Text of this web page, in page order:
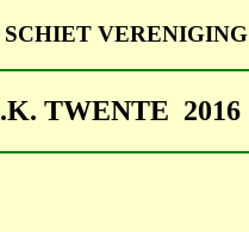
VERENIGING
TWENTE 2016